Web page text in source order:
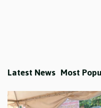
Latest News Most